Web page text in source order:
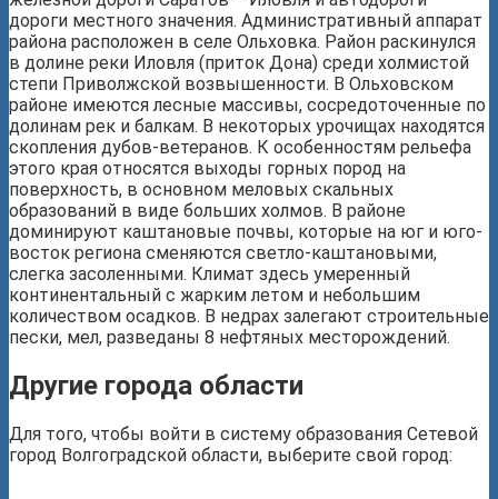
дороги местного значения. Административный аппарат
района расположен в селе Ольховка. Район раскинулся
в долине реки Иловля (приток Дона) среди холмистой
степи Приволжской возвышенности. В Ольховском
районе имеются лесные массивы, сосредоточенные по
долинам рек и балкам. В некоторых урочищах находятся
скопления дубов-ветеранов. К особенностям рельефа
этого края относятся выходы горных пород на
поверхность, в основном меловых скальных
образований в виде больших холмов. В районе
доминируют каштановые почвы, которые на юг и юго-
восток региона сменяются светло-каштановыми,
слегка засоленными. Климат здесь умеренный
континентальный с жарким летом и небольшим
количеством осадков. В недрах залегают строительные
пески, мел, разведаны 8 нефтяных месторождений.
Другие города области
Для того, чтобы войти в систему образования Сетевой
город Волгоградской области, выберите свой город: